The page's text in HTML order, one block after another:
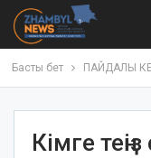
Басты бет ПАЙДАЛЫ
Кімге